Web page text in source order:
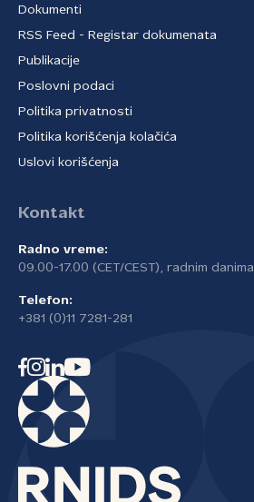
Dokumenti
RSS Feed - Registar dokumenata
Publikacije
Poslovni podaci
Politika privatnosti
Politika korišćenja kolačića
Uslovi korišćenja
Kontakt
Radno vreme:
09.00-17.00 (CET/CEST), radnim danima
Telefon:
+381 (0)11 7281-281